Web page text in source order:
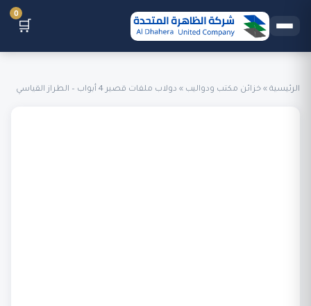
🛒
0
الرئيسية » خزائن مكتب ودواليب » دولاب ملفات قصير 4 أبواب – الطراز القياسي